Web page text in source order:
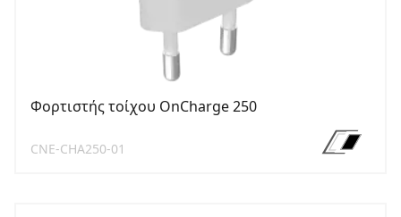
Φορτιστής τοίχου OnCharge 250
CNE-CHA250-01